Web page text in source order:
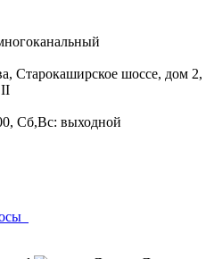
Старокаширское шоссе, дом 2,
II
Сб,Вс: выходной